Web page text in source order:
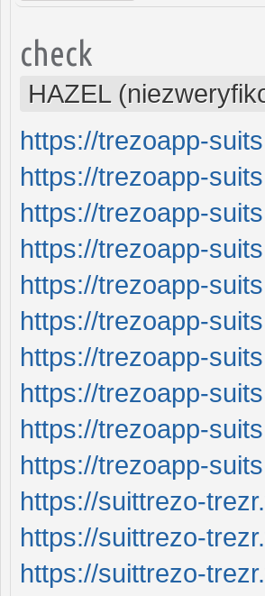
check
HAZEL
https://trezoapp-
https://trezoapp-
https://trezoapp-
https://trezoapp-
https://trezoapp-
https://trezoapp-
https://trezoapp-
https://trezoapp-
https://trezoapp-
https://trezoapp-
https://suittrezo-
https://suittrezo-
https://suittrezo-